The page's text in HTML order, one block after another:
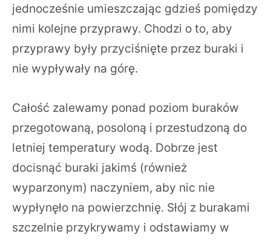
jednocześnie umieszczając gdzieś pomiędzy
nimi kolejne przyprawy. Chodzi o to, aby
przyprawy były przyciśnięte przez buraki i
nie wypływały na górę.
Całość zalewamy ponad poziom buraków
przegotowaną, posoloną i przestudzoną do
letniej temperatury wodą. Dobrze jest
docisnąć buraki jakimś (również
wyparzonym) naczyniem, aby nic nie
wypłynęło na powierzchnię. Słój z burakami
szczelnie przykrywamy i odstawiamy w